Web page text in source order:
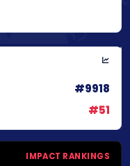
#9918
#51
IMPACT RANKINGS